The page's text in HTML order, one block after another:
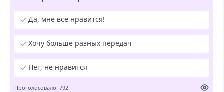
Да, мне все нравится!
Хочу больше разных передач
Нет, не нравится
Проголосовало: 792